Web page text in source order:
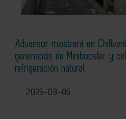
Advansor mostrará en
generación de Minibooster y
refrigeración natural
2026-08-06